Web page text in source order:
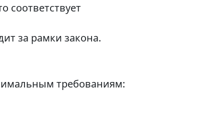
соответствует
за рамки закона.
требованиям: